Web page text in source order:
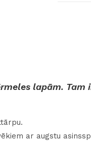
lapām.
ar augstu